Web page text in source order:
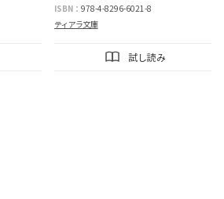
ISBN： 978-4-8296-6021-8
ティアラ文庫
試し読み